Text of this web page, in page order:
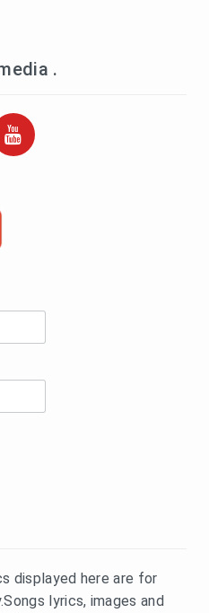
.
displayed here are for
lyrics, images and